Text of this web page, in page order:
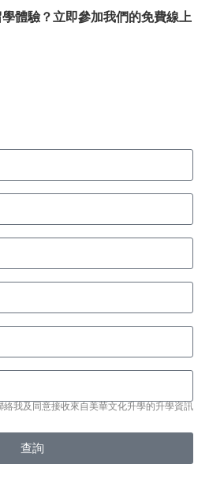
體驗？立即參加我們的免費線上
我及同意接收來自美華文化升學的升學資訊
查詢